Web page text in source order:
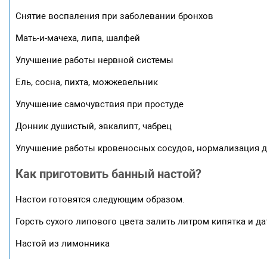
Снятие воспаления при заболевании бронхов
Мать-и-мачеха, липа, шалфей
Улучшение работы нервной системы
Ель, сосна, пихта, можжевельник
Улучшение самочувствия при простуде
Донник душистый, эвкалипт, чабрец
Улучшение работы кровеносных сосудов, нормализация
Как приготовить банный настой?
Настои готовятся следующим образом.
Горсть сухого липового цвета залить литром кипятка и
Настой из лимонника